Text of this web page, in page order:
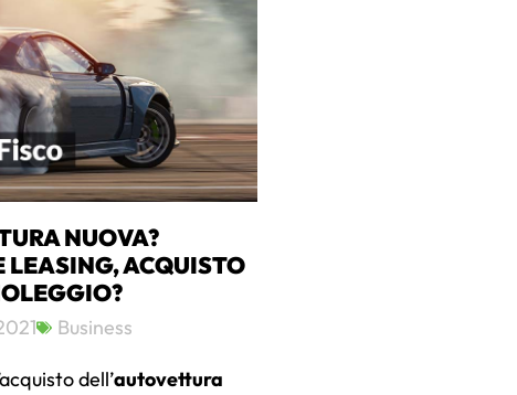
NUOVA?
LEASING, ACQUISTO
Business
dell’autovettura